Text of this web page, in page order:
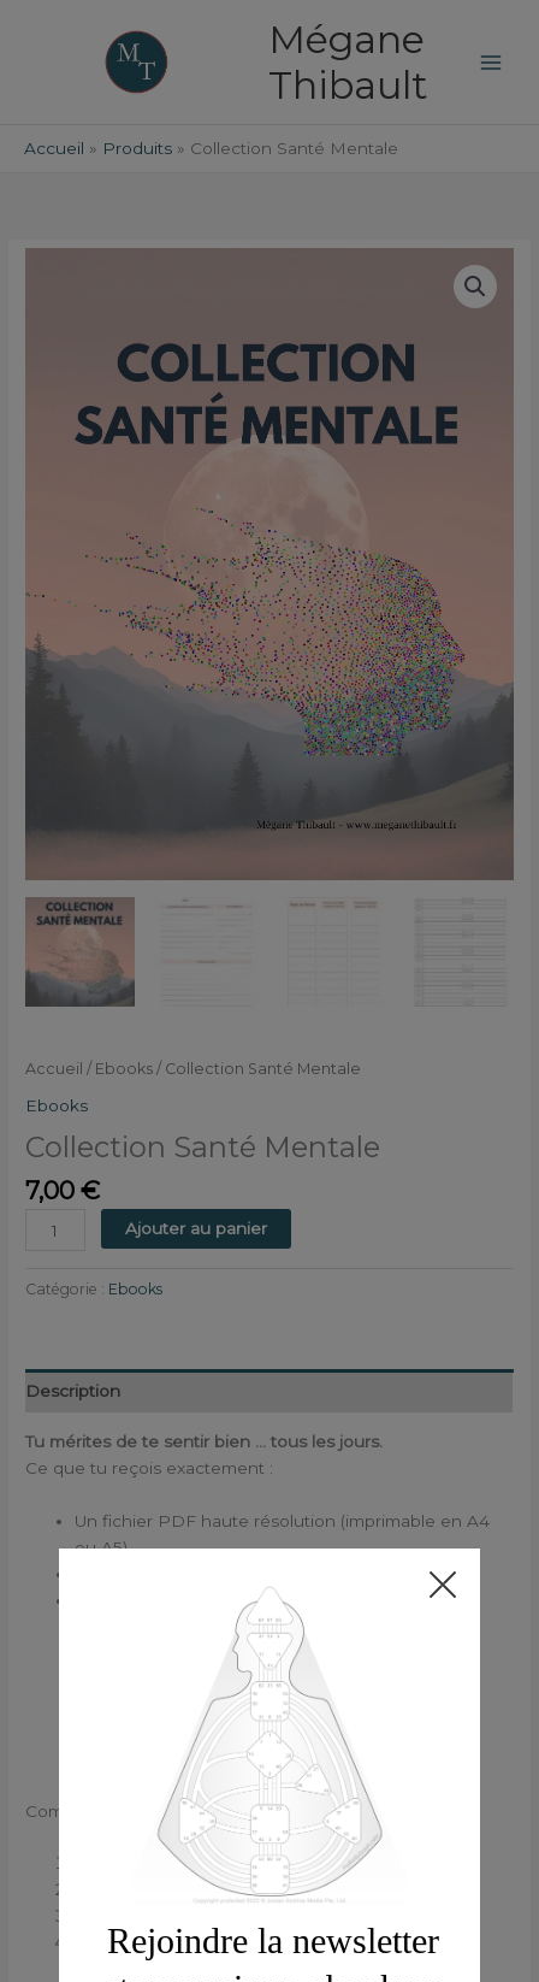
Mégane
Thibault
Accueil Produits Collection Santé Mentale
Accueil / Ebooks / Collection Santé Mentale
Ebooks
Collection Santé Mentale
7,00€
Ajouter au panier
Catégorie : Ebooks
Description
Tu mérites de te sentir bien … tous les jours.
Ce que tu reçois exactement :
Un fichier PDF haute résolution (imprimable en A4
ou A5)
De la journalisation
De la réflexion
Comment l’utiliser ?
Télécharge le fichier immédiatement après achat
Imprime-le ou ouvre-le sur ta tablette
Laisse-toi guider par les questions et écris ce qui